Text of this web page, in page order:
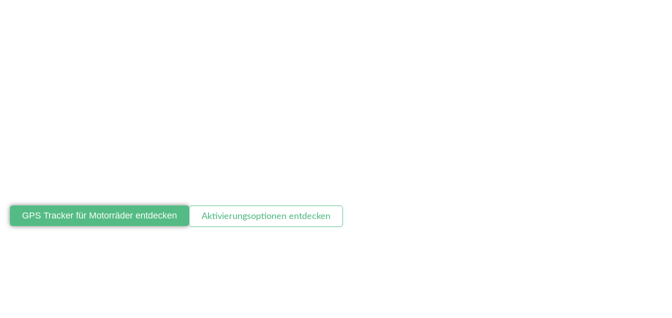
GPS Tracker für Motorräder entdecken Aktivierungsoptionen entdecken